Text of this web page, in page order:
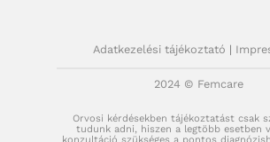
Adatkezelési tájékoztató |
2024 © Femcare
Orvosi kérdésekben tájékoztatást csak
tudunk adni, hiszen a legtöbb esetben